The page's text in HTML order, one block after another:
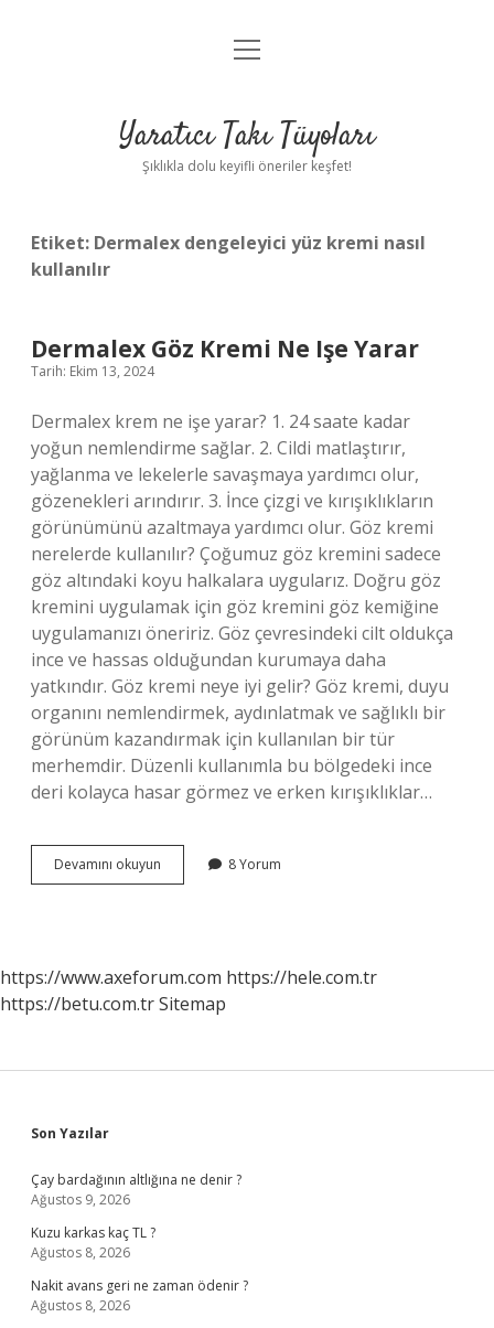
Anasayfa
Yasal Uyarı
menüyü
Yaratıcı Takı Tüyoları
Şıklıkla dolu keyifli öneriler keşfet!
Etiket: Dermalex dengeleyici yüz kremi nasıl
kullanılır
Dermalex Göz Kremi Ne Işe Yarar
Tarih: Ekim 13, 2024
Dermalex krem ne işe yarar? 1. 24 saate kadar
yoğun nemlendirme sağlar. 2. Cildi matlaştırır,
yağlanma ve lekelerle savaşmaya yardımcı olur,
gözenekleri arındırır. 3. İnce çizgi ve kırışıklıkların
görünümünü azaltmaya yardımcı olur. Göz kremi
nerelerde kullanılır? Çoğumuz göz kremini sadece
göz altındaki koyu halkalara uygularız. Doğru göz
kremini uygulamak için göz kremini göz kemiğine
uygulamanızı öneririz. Göz çevresindeki cilt oldukça
ince ve hassas olduğundan kurumaya daha
yatkındır. Göz kremi neye iyi gelir? Göz kremi, duyu
organını nemlendirmek, aydınlatmak ve sağlıklı bir
görünüm kazandırmak için kullanılan bir tür
merhemdir. Düzenli kullanımla bu bölgedeki ince
deri kolayca hasar görmez ve erken kırışıklıklar…
Devamını okuyun Dermalex
Göz
8 Yorum
https://www.axeforum.com https://hele.com.tr
https://betu.com.trSitemap
Sidebar
Son Yazılar
Çay bardağının altlığına ne denir ?
Ağustos 9, 2026
Kuzu karkas kaç TL ?
Ağustos 8, 2026
Nakit avans geri ne zaman ödenir ?
Ağustos 8, 2026